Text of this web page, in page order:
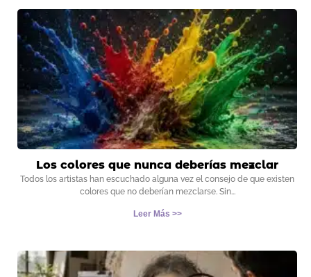
Los colores que nunca deberías mezclar
Todos los artistas han escuchado alguna vez el consejo de que existen
colores que no deberían mezclarse. Sin
Leer Más >>